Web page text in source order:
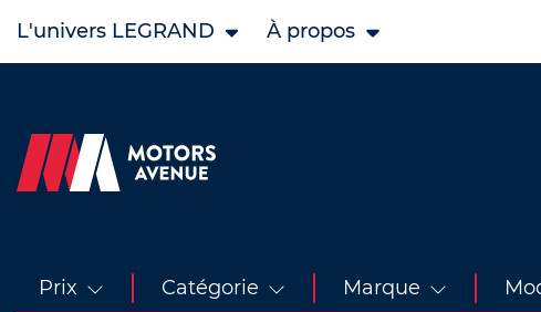
L'univers LEGRAND À propos
Prix Catégorie Marque